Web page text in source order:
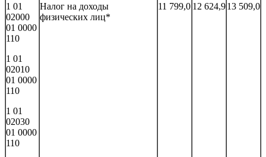
1 01
02000
01 0000
110
1 01
02010
01 0000
110
1 01
02030
01 0000
110
Налог на доходы
физических лиц*
11 799,0 12 624,913 509,0